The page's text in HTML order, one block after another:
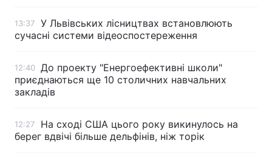
13:37
У Львівських лісництвах встановлюють
сучасні системи відеоспостереження
12:40 До проекту "Енергоефективні школи"
приєднаються ще 10 столичних навчальних
закладів
12:27
На сході США цього року викинулось на
берег вдвічі більше дельфінів, ніж торік